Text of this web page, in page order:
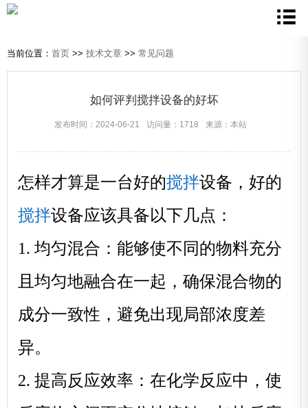
当前位置： 首页 >> 技术文章 >> 常见问题
如何评判搅拌设备的好坏
发布时间：2024-06-21 访问量：1718 来源：本站
怎样才算是一台好的搅拌设备，好的
搅拌设备应该具备以下几点：
1. 均匀混合：能够使不同的物料充分
且均匀地融合在一起，确保混合物的
成分一致性，避免出现局部浓度差
异。
2. 提高反应效率：在化学反应中，使